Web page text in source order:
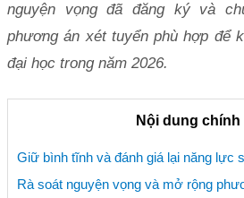
nguyện vọng đã đăng ký và
phương án xét tuyển phù hợp để
đại học trong năm 2026.
Nội dung chính
Giữ bình tĩnh và đánh giá lại năng lực
Rà soát nguyện vọng và mở rộng